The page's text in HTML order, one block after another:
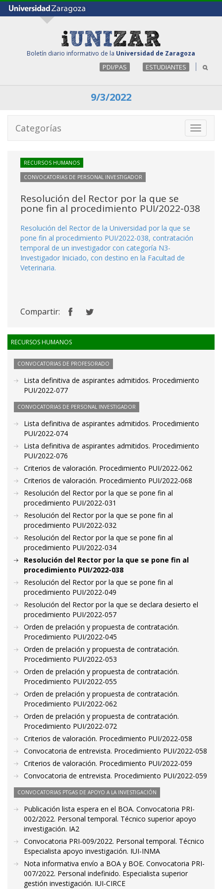
Boletín diario informativo de la Universidad de Zaragoza
PDI/PAS ESTUDIANTES
9/3/2022
Toggle
Categorías
RECURSOS HUMANOS
CONVOCATORIAS DE PERSONAL INVESTIGADOR
Resolución del Rector por la que se
pone fin al procedimiento PUI/2022-038
Resolución del Rector de la Universidad por la que se
pone fin al procedimiento PUI/2022-038, contratación
temporal de un investigador con categoría N3-
Investigador Iniciado, con destino en la Facultad de
Veterinaria.
Compartir:
RECURSOS HUMANOS
CONVOCATORIAS DE PROFESORADO
Lista definitiva de aspirantes admitidos. Procedimiento
PUI/2022-077
CONVOCATORIAS DE PERSONAL INVESTIGADOR
Lista definitiva de aspirantes admitidos. Procedimiento
PUI/2022-074
Lista definitiva de aspirantes admitidos. Procedimiento
PUI/2022-076
Criterios de valoración. Procedimiento PUI/2022-062
Criterios de valoración. Procedimiento PUI/2022-068
Resolución del Rector por la que se pone fin al
procedimiento PUI/2022-031
Resolución del Rector por la que se pone fin al
procedimiento PUI/2022-032
Resolución del Rector por la que se pone fin al
procedimiento PUI/2022-034
Resolución del Rector por la que se pone fin al
procedimiento PUI/2022-038
Resolución del Rector por la que se pone fin al
procedimiento PUI/2022-049
Resolución del Rector por la que se declara desierto el
procedimiento PUI/2022-057
Orden de prelación y propuesta de contratación.
Procedimiento PUI/2022-045
Orden de prelación y propuesta de contratación.
Procedimiento PUI/2022-053
Orden de prelación y propuesta de contratación.
Procedimiento PUI/2022-055
Orden de prelación y propuesta de contratación.
Procedimiento PUI/2022-062
Orden de prelación y propuesta de contratación.
Procedimiento PUI/2022-072
Criterios de valoración. Procedimiento PUI/2022-058
Convocatoria de entrevista. Procedimiento PUI/2022-058
Criterios de valoración. Procedimiento PUI/2022-059
Convocatoria de entrevista. Procedimiento PUI/2022-059
CONVOCATORIAS PTGAS DE APOYO A LA INVESTIGACIÓN
Publicación lista espera en el BOA. Convocatoria PRI-
002/2022. Personal temporal. Técnico superior apoyo
investigación. IA2
Convocatoria PRI-009/2022. Personal temporal. Técnico
Especialista apoyo investigación. IUI-INMA
Nota informativa envío a BOA y BOE. Convocatoria PRI-
007/2022. Personal indefinido. Especialista superior
gestión investigación. IUI-CIRCE